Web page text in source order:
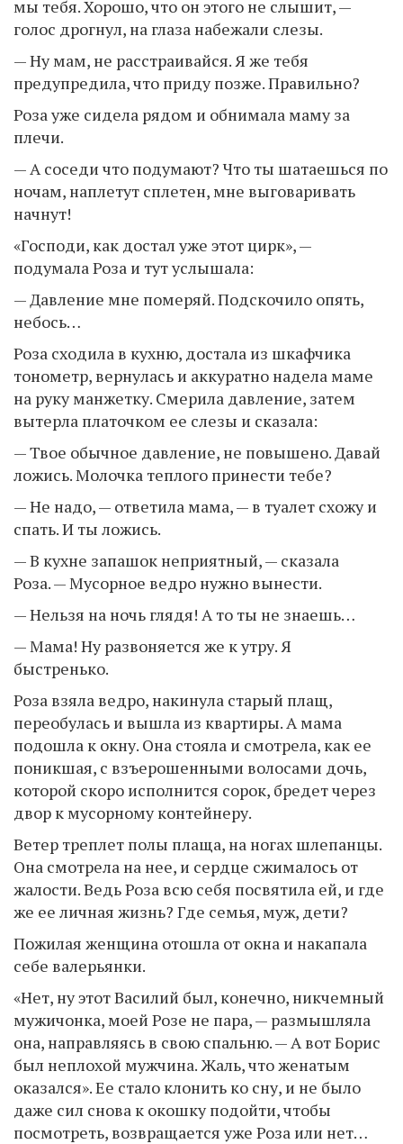
мы тебя. Хорошо, что он этого не слышит, —
голос дрогнул, на глаза набежали слезы.
— Ну мам, не расстраивайся. Я же тебя
предупредила, что приду позже. Правильно?
Роза уже сидела рядом и обнимала маму за
плечи.
— А соседи что подумают? Что ты шатаешься по
ночам, наплетут сплетен, мне выговаривать
начнут!
«Господи, как достал уже этот цирк», —
подумала Роза и тут услышала:
— Давление мне померяй. Подскочило опять,
небось…
Роза сходила в кухню, достала из шкафчика
тонометр, вернулась и аккуратно надела маме
на руку манжетку. Смерила давление, затем
вытерла платочком ее слезы и сказала:
— Твое обычное давление, не повышено. Давай
ложись. Молочка теплого принести тебе?
— Не надо, — ответила мама, — в туалет схожу и
спать. И ты ложись.
— В кухне запашок неприятный, — сказала
Роза. — Мусорное ведро нужно вынести.
— Нельзя на ночь глядя! А то ты не знаешь…
— Мама! Ну развоняется же к утру. Я
быстренько.
Роза взяла ведро, накинула старый плащ,
переобулась и вышла из квартиры. А мама
подошла к окну. Она стояла и смотрела, как ее
поникшая, с взъерошенными волосами дочь,
которой скоро исполнится сорок, бредет через
двор к мусорному контейнеру.
Ветер треплет полы плаща, на ногах шлепанцы.
Она смотрела на нее, и сердце сжималось от
жалости. Ведь Роза всю себя посвятила ей, и где
же ее личная жизнь? Где семья, муж, дети?
Пожилая женщина отошла от окна и накапала
себе валерьянки.
«Нет, ну этот Василий был, конечно, никчемный
мужичонка, моей Розе не пара, — размышляла
она, направляясь в свою спальню. — А вот Борис
был неплохой мужчина. Жаль, что женатым
оказался». Ее стало клонить ко сну, и не было
даже сил снова к окошку подойти, чтобы
посмотреть, возвращается уже Роза или нет…